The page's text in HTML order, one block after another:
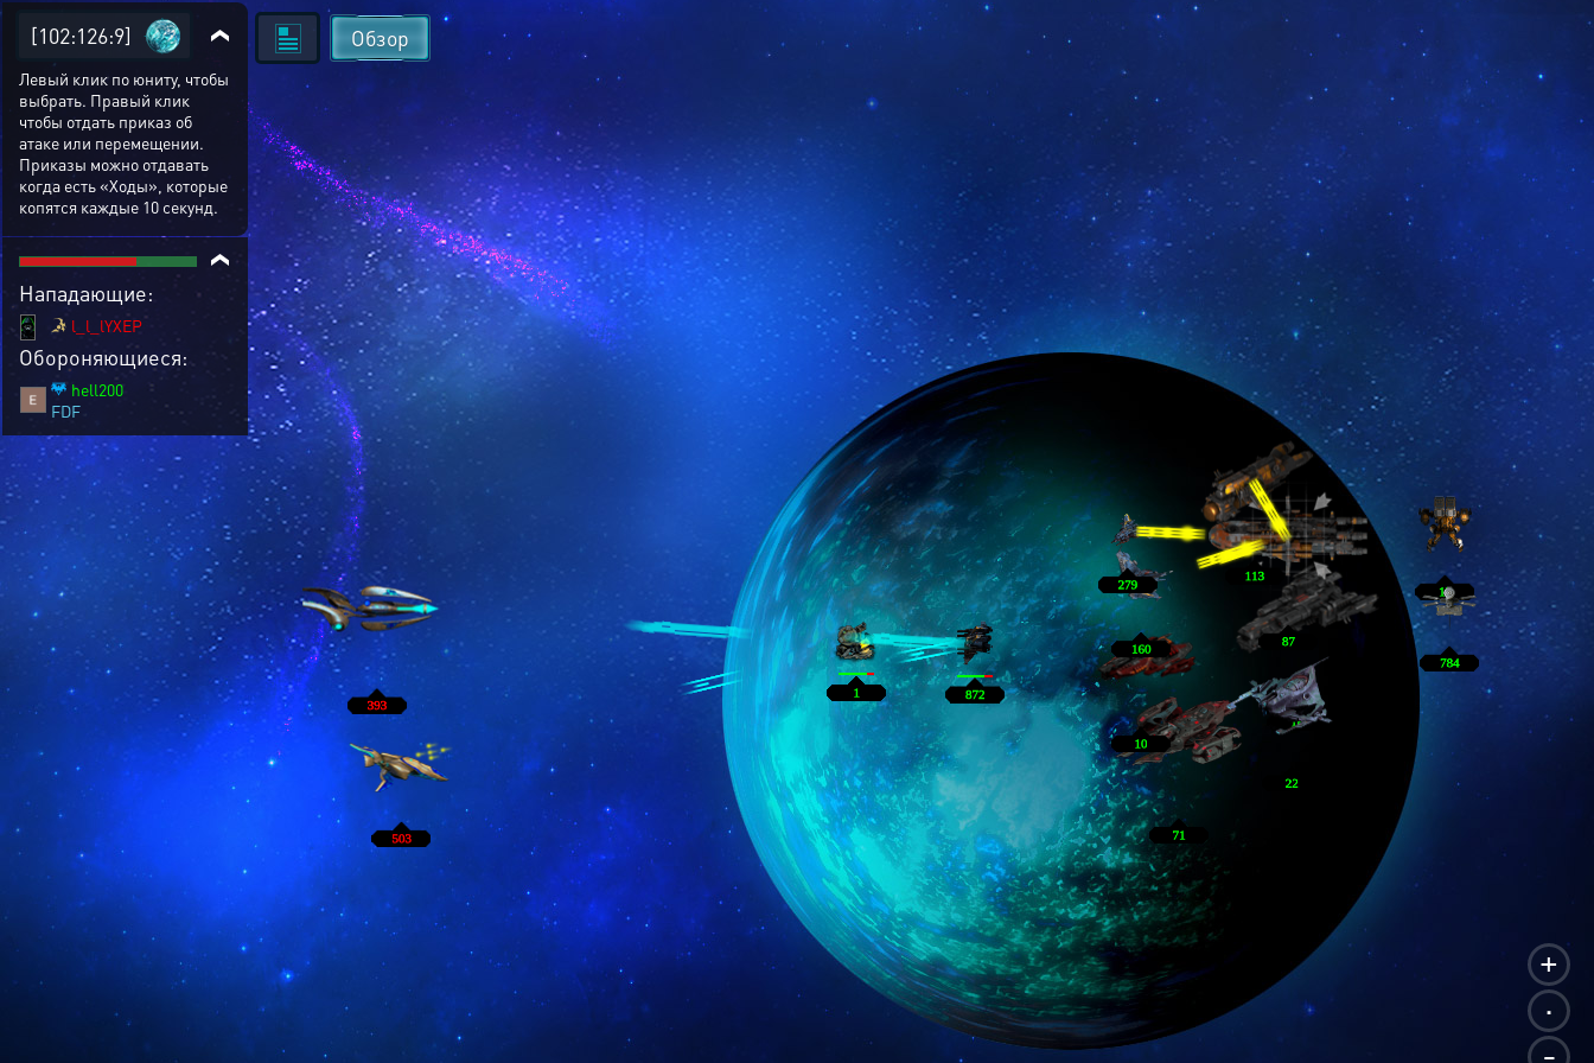
+
.
-
Обзор
[102:126:9]
Левый клик по юниту, чтобы
выбрать. Правый клик
чтобы отдать приказ об
атаке или перемещении.
Приказы можно отдавать
когда есть «Ходы», которые
копятся каждые 10 секунд.
Нападающие:
l_l_lYXEP
Обороняющиеся:
hell200
FDF